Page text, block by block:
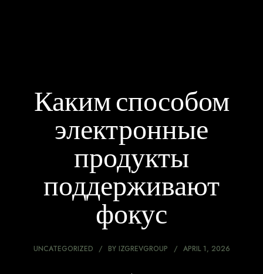
Каким способом
электронные
продукты
поддерживают
фокус
UNCATEGORIZED BY IZGREVGROUP APRIL 1, 2026